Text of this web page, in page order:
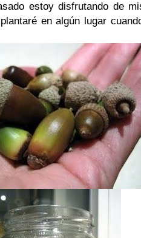
estoy disfrutando de
en algún lugar